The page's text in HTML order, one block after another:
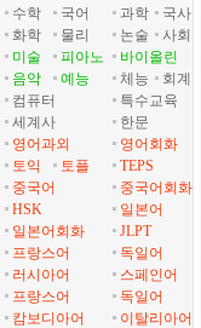
수학
국어 과학
국사
화학
물리 논술
사회
미술
피아노
바이올린
음악
예능 체능
회계
컴퓨터
특수교육
세계사
한문
영어과외
영어회화
토익
토플
TEPS
중국어
중국어회화
HSK
일본어
일본어회화
JLPT
프랑스어
독일어
러시아어
스페인어
프랑스어
독일어
캄보디아어
이탈리아어